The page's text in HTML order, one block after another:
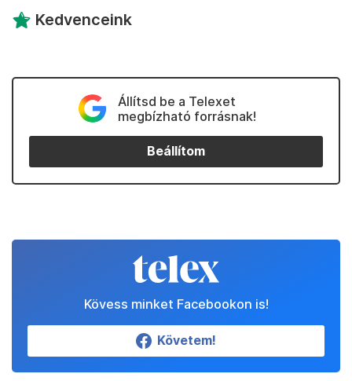
Kedvenceink
Állítsd be a Telexet
megbízható forrásnak!
Beállítom
Kövess minket Facebookon is!
Követem!